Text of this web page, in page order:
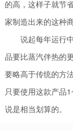
的高，这样子就节
家制造出来的这种
说起每年运行中
品要比蒸汽伴热的
要略高于传统的方
只要使用这款产品
说是相当划算的。